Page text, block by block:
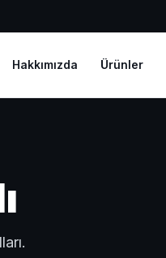
Hakkımızda Ürünler